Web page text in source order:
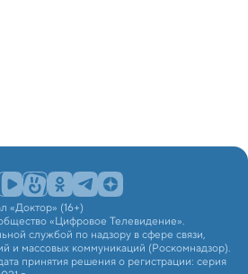
«Доктор» (16+)
«Цифровое Телевидение».
службой по надзору в сфере связи,
и массовых коммуникаций (Роскомнадзор).
принятия решения о регистрации: серия